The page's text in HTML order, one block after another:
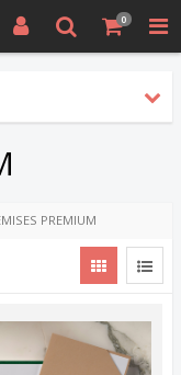
0
PREMIUM